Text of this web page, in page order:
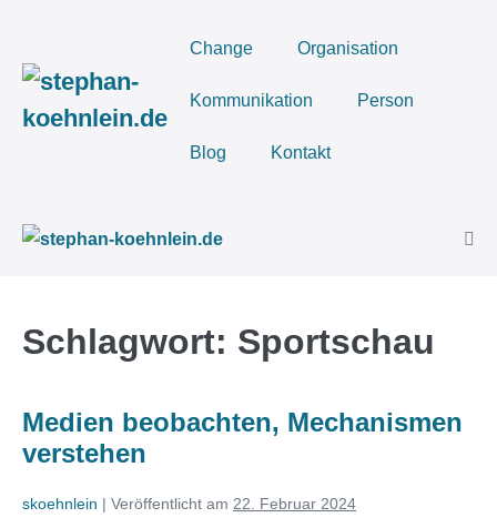
springen
Change Organisation
Kommunikation Person
Blog Kontakt
Schlagwort: Sportschau
Medien beobachten, Mechanismen
verstehen
skoehnlein | Veröffentlicht am 22. Februar 2024